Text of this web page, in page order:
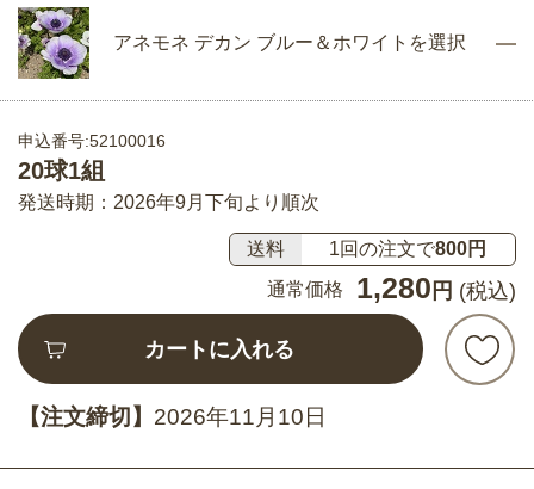
アネモネ デカン ブルー＆ホワイトを選択
申込番号:52100016
20球1組
発送時期：2026年9月下旬より順次
送料 1回の注文で800円
通常価格
1,280 円 (税込)
カートに入れる
【注文締切】 2026年11月10日